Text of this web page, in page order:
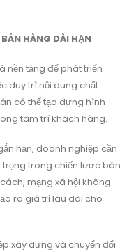
HÀNG DÀI HẠN
nền tảng để phát triển
duy trì nội dung chất
có thể tạo dựng hình
tâm trí khách hàng.
hạn, doanh nghiệp cần
trong chiến lược bán
mạng xã hội không
ra giá trị lâu dài cho
xây dựng và chuyển đổi